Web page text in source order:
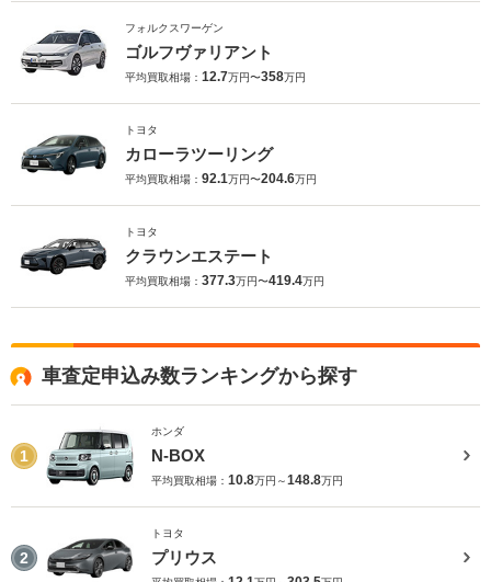
フォルクスワーゲン
ゴルフヴァリアント
平均買取相場： 12.7万円〜358万円
トヨタ
カローラツーリング
平均買取相場： 92.1万円〜204.6万円
トヨタ
クラウンエステート
平均買取相場： 377.3万円〜419.4万円
車査定申込み数ランキングから探す
1
ホンダ
N-BOX
平均買取相場： 10.8万円～148.8万円
2
トヨタ
プリウス